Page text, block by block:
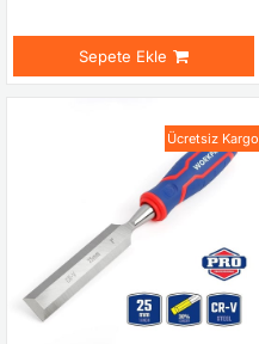
Sepete Ekle
Ücretsiz Kargo